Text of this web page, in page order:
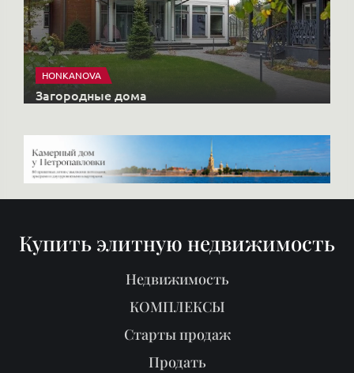
HONKANOVA
Загородные дома
Купить элитную недвижимость
Недвижимость
КОМПЛЕКСЫ
Старты продаж
Продать